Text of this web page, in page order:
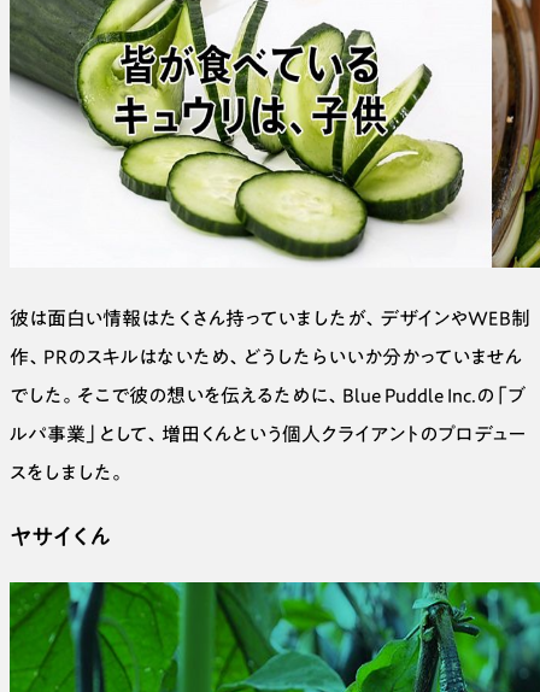
彼は面白い情報はたくさん持っていましたが、デザインやWEB制
作、PRのスキルはないため、どうしたらいいか分かっていません
でした。そこで彼の想いを伝えるために、Blue Puddle Inc.の「ブ
ルパ事業」として、増田くんという個人クライアントのプロデュー
スをしました。
ヤサイくん